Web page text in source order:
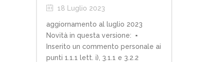
18 Luglio 2023
aggiornamento al luglio 2023
Novità in questa versione: ▪
Inserito un commento personale ai
punti 1.1.1 lett. i), 3.1.1 e 3.2.2